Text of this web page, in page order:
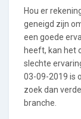
Hou er
geneigd zijn
een goede
heeft, kan het
slechte
03-09-2019 is
zoek dan
branche.